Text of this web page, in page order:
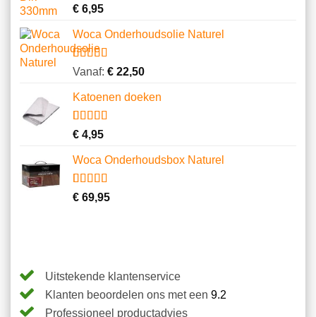
Gewaardeerd
4.00
gebaseerd
op
1
klantbeoordeling
€6,95
Woca Onderhoudsolie Naturel
Gewaardeerd
gebaseerd
op
8
klantbeoordelingen
Vanaf: €22,50
Katoenen doeken
Gewaardeerd
4.62
gebaseerd
op
13
klantbeoordelingen
€4,95
Woca Onderhoudsbox Naturel
Gewaardeerd
op 5
1
€69,95
Uitstekende klantenservice
Klanten beoordelen ons met een 9.2
Professioneel productadvies